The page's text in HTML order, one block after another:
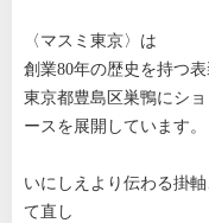
〈マスミ東京〉は
創業80年の歴史を持つ
東京都豊島区巣鴨にシ
ースを展開しています。
いにしえより伝わる掛
て直し